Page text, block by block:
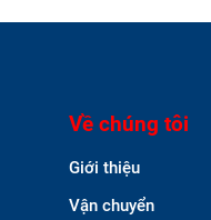
Về chúng tôi
Giới thiệu
Vận chuyển